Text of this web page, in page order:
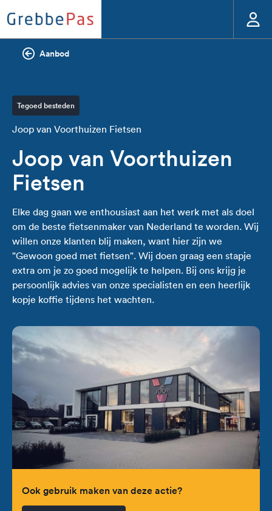
Aanbod
Tegoed besteden
Joop van Voorthuizen Fietsen
Joop van Voorthuizen
Fietsen
Elke dag gaan we enthousiast aan het werk met als doel
om de beste fietsenmaker van Nederland te worden. Wij
willen onze klanten blij maken, want hier zijn we
"Gewoon goed met fietsen". Wij doen graag een stapje
extra om je zo goed mogelijk te helpen. Bij ons krijg je
persoonlijk advies van onze specialisten en een heerlijk
kopje koffie tijdens het wachten.
Ook gebruik maken van deze actie?